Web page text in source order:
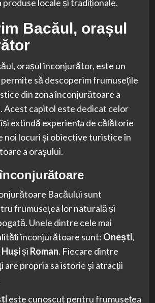
locale și tradiționale.
Bacăul, orașul
orașul înconjurător, este un
să descoperim frumusețile
din zona înconjurătoare a
Acest capitol este dedicat celor
extindă experiența de călătorie
noi locuri și obiective turistice în
a orașului.
Bacăului sunt
frumusețea lor naturală și
Unele dintre cele mai
înconjurătoare sunt: Onești,
Hușiși Roman. Fiecare dintre
are propria sa istorie și atracții
este cunoscut pentru frumusețea